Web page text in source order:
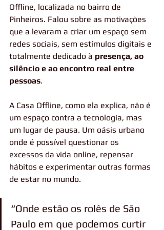
Offline, localizada no bairro de
Pinheiros. Falou sobre as motivações
que a levaram a criar um espaço sem
redes sociais, sem estímulos digitais e
totalmente dedicado à presença, ao
silêncio e ao encontro real entre
pessoas.
A Casa Offline, como ela explica, não é
um espaço contra a tecnologia, mas
um lugar de pausa. Um oásis urbano
onde é possível questionar os
excessos da vida online, repensar
hábitos e experimentar outras formas
de estar no mundo.
“Onde estão os rolês de São
Paulo em que podemos curtir